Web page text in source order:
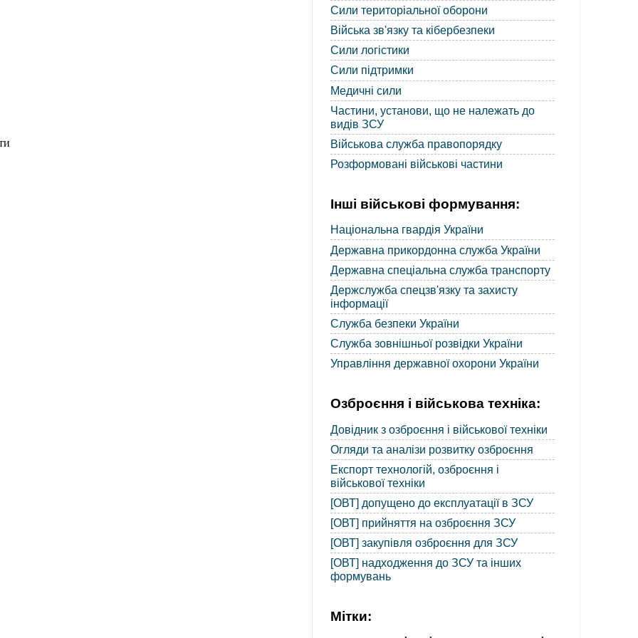
Сили територіальної оборони
Війська зв'язку та кібербезпеки
Сили логістики
Сили підтримки
Медичні сили
Частини, установи, що не належать до
видів ЗСУ
Військова служба правопорядку
Розформовані військові частини
Інші військові формування:
Національна гвардія України
Державна прикордонна служба України
Державна спеціальна служба транспорту
Держслужба спецзв'язку та захисту
інформації
Служба безпеки України
Служба зовнішньої розвідки України
Управління державної охорони України
Озброєння і військова техніка:
Довідник з озброєння і військової техніки
Огляди та аналізи розвитку озброєння
Експорт технологій, озброєння і
військової техніки
[ОВТ] допущено до експлуатації в ЗСУ
[ОВТ] прийняття на озброєння ЗСУ
[ОВТ] закупівля озброєння для ЗСУ
[ОВТ] надходження до ЗСУ та інших
формувань
Мітки: